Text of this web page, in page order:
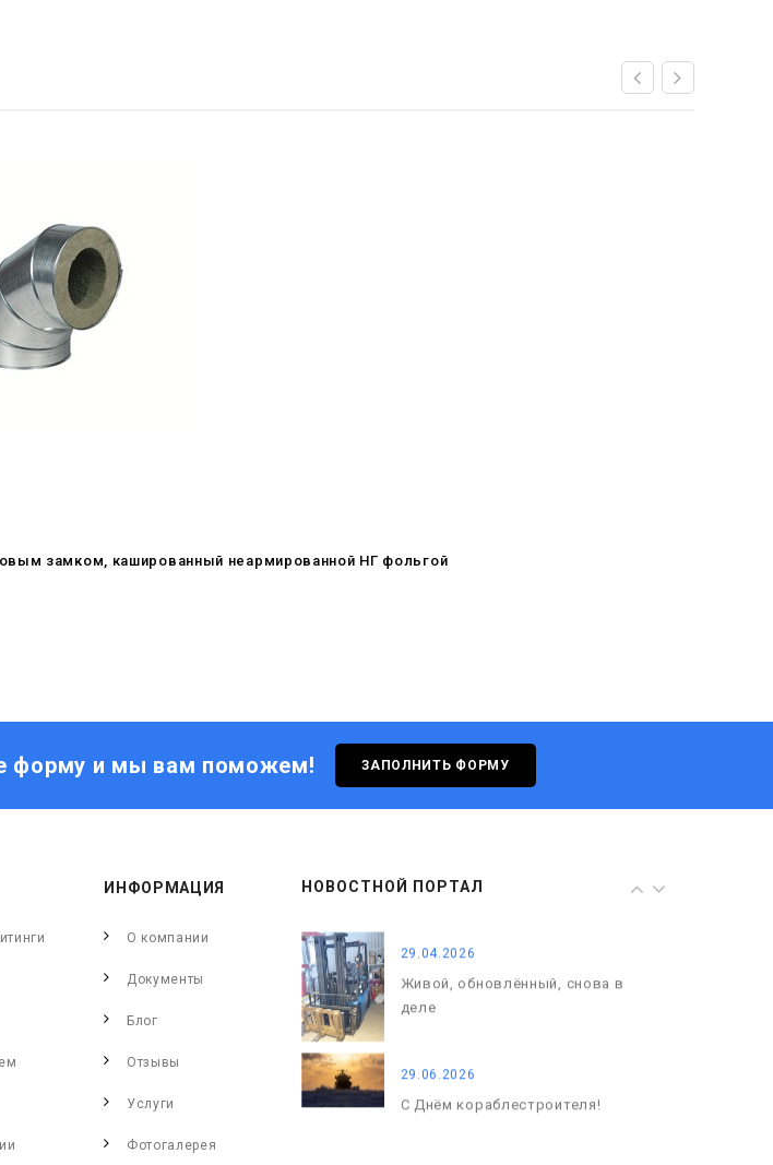
замком, кашированный неармированной НГ фольгой
форму и мы вам поможем! ЗАПОЛНИТЬ ФОРМУ
НОВОСТНОЙ ПОРТАЛ
08.05.2026
С Днём кораблестроителя!
С Днём Победы. Память, которая
29.04.2026
Живой, обновлённый, снова в
деле
29.06.2026
С Днём кораблестроителя!
ИНФОРМАЦИЯ
О компании
Документы
Блог
Отзывы
Услуги
Фотогалерея